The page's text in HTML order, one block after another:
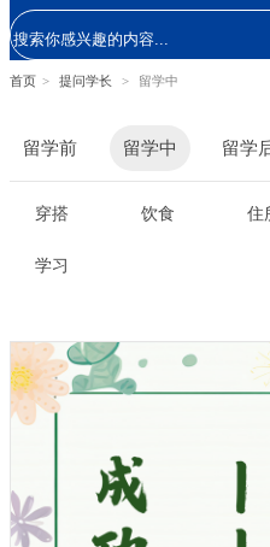
首页 > 提问学长 > 留学中
留学前 留学中
留学
穿搭 饮食 住
学习